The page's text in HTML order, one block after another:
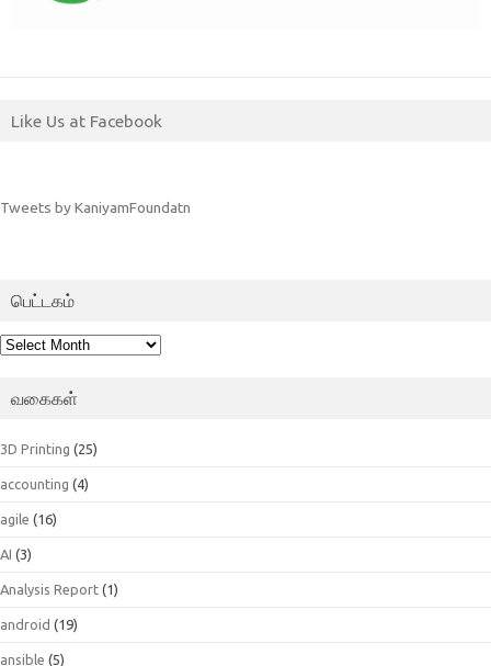
Like Us at Facebook
Tweets by KaniyamFoundatn
பெட்டகம்
பெட்டகம்
வகைகள்
3D Printing (25)
accounting (4)
agile (16)
AI (3)
Analysis Report (1)
android (19)
ansible (5)